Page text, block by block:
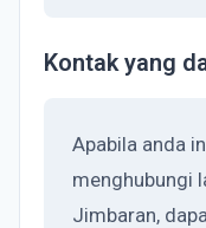
Kontak yang
Apabila anda
menghubungi
Jimbaran,